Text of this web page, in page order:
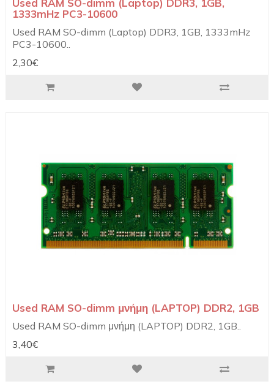
Used RAM SO-dimm (Laptop) DDR3, 1GB,
1333mHz PC3-10600
Used RAM SO-dimm (Laptop) DDR3, 1GB, 1333mHz
PC3-10600..
2,30€
Used RAM SO-dimm μνήμη (LAPTOP) DDR2, 1GB
Used RAM SO-dimm μνήμη (LAPTOP) DDR2, 1GB..
3,40€